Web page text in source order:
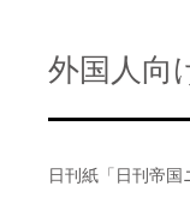
外国人向
日刊紙「日刊帝